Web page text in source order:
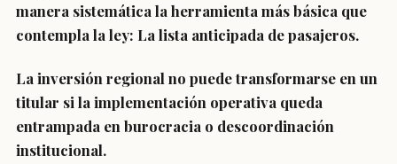
manera sistemática la herramienta más básica que
contempla la ley: La lista anticipada de pasajeros.
La inversión regional no puede transformarse en un
titular si la implementación operativa queda
entrampada en burocracia o descoordinación
institucional.